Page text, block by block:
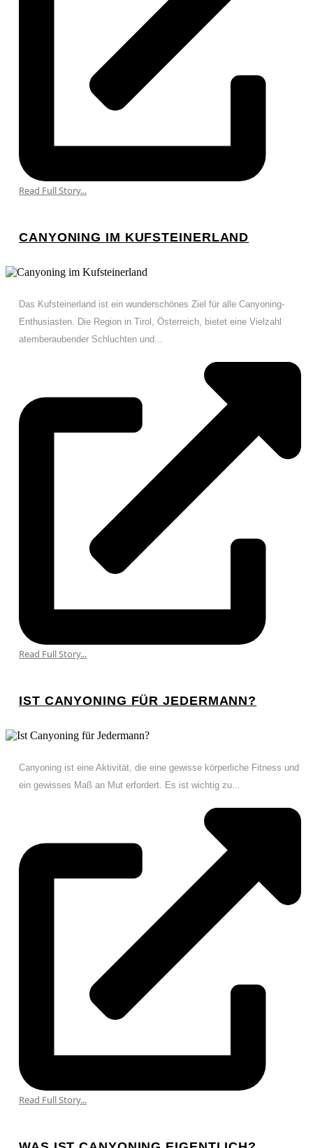
Read Full Story...
CANYONING IM KUFSTEINERLAND
Das Kufsteinerland ist ein wunderschönes Ziel für alle Canyoning-
Enthusiasten. Die Region in Tirol, Österreich, bietet eine Vielzahl
atemberaubender Schluchten und...
Read Full Story...
IST CANYONING FÜR JEDERMANN?
Canyoning ist eine Aktivität, die eine gewisse körperliche Fitness und
ein gewisses Maß an Mut erfordert. Es ist wichtig zu...
Read Full Story...